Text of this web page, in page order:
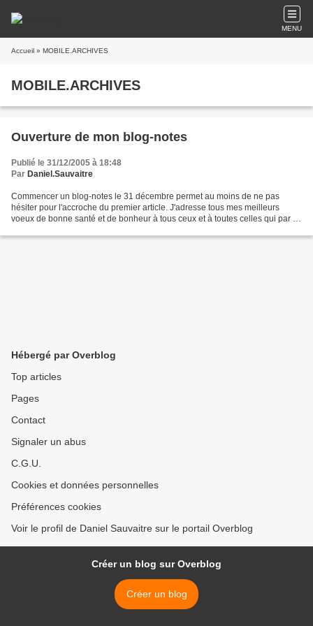
MENU
Accueil » MOBILE.ARCHIVES
MOBILE.ARCHIVES
Ouverture de mon blog-notes
Publié le 31/12/2005 à 18:48
Par Daniel.Sauvaitre
Commencer un blog-notes le 31 décembre permet au moins de ne pas
hésiter pour l'accroche du premier article. J'adresse tous mes meilleurs
voeux de bonne santé et de bonheur à tous ceux et à toutes celles qui par le
Hébergé par Overblog
Top articles
Pages
Contact
Signaler un abus
C.G.U.
Cookies et données personnelles
Préférences cookies
Voir le profil de Daniel Sauvaitre sur le portail Overblog
Créer un blog sur Overblog
Créer un blog